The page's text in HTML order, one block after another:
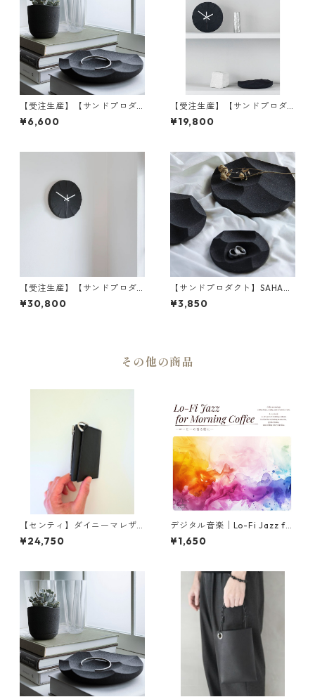
【受注生産】【サンドプロダ
クト】SAHA(砂波) アクセサリ
ートレイ φ180 | 小物入れ・イ
¥6,600
【受注生産】【サンドプロダ
クト】SAHA(砂波) 時計 S-Clo
ck φ200 | 掛け時計・インテ
¥19,800
【受注生産】【サンドプロダ
クト】SAHA(砂波) 時計 S-Clo
ck φ300 | 掛け時計・インテ
¥30,800
【サンドプロダクト】SAHA
(砂波) アクセサリートレイ φ1
30 | 小物入れ・インテリア・
¥3,850
その他の商品
【センティ】ダイニーマレザ
ー 3つ折りウォレット | 財布・
スリム・薄型 | SENTI | [INASE
¥24,750
デジタル音楽│Lo-Fi Jazz for
Morning Coffee│穏やかな朝
のコーヒー時間・作業用・勉
¥1,650